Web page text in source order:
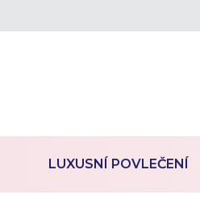
LUXUSNÍ POVLEČENÍ